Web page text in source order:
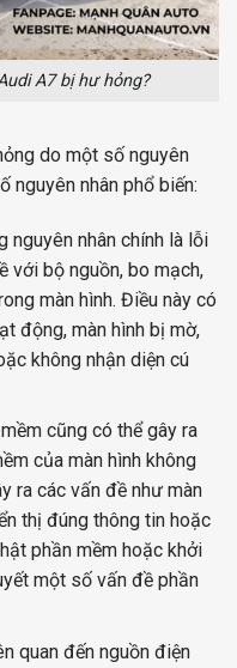
A7 bị hư hỏng?
do một số nguyên
nguyên nhân phổ biến:
nguyên nhân chính là lỗi
với bộ nguồn, bo mạch,
màn hình. Điều này có
động, màn hình bị mờ,
không nhận diện cú
cũng có thể gây ra
của màn hình không
ra các vấn đề như màn
thị đúng thông tin hoặc
phần mềm hoặc khởi
một số vấn đề phần
quan đến nguồn điện